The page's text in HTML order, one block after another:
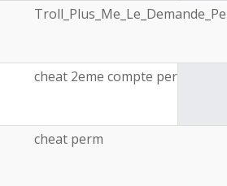
cheat 2eme compte per
cheat perm